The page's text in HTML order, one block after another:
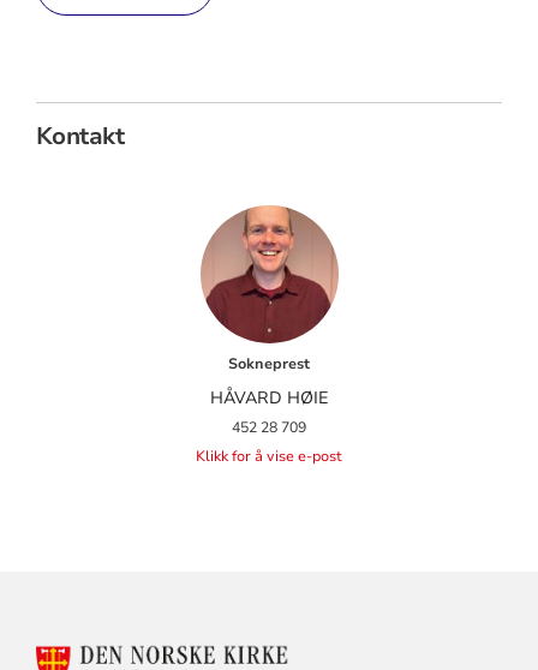
Kontakt
Sokneprest
HÅVARD HØIE
452 28 709
Klikk for å vise e-post